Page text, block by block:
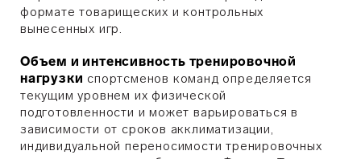
формате товарищеских и контрольных
вынесенных игр.
Объем и интенсивность тренировочной
нагрузки спортсменов команд определяется
текущим уровнем их физической
подготовленности и может варьироваться в
зависимости от сроков акклиматизации,
индивидуальной переносимости тренировочных